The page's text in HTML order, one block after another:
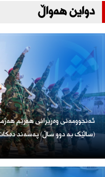
دواین هەواڵ
ئەنجوومەنی وەزیرانی هەرێم
(ساڵێک بە دوو ساڵ) پەسەند